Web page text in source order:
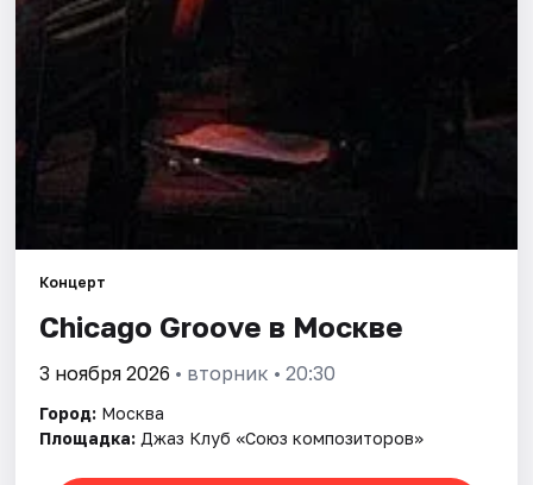
Рейтинги
Концерт
Chicago Groove в Москве
3 ноября 2026 • вторник • 20:30
Город: Москва
Площадка: Джаз Клуб «Союз композиторов»